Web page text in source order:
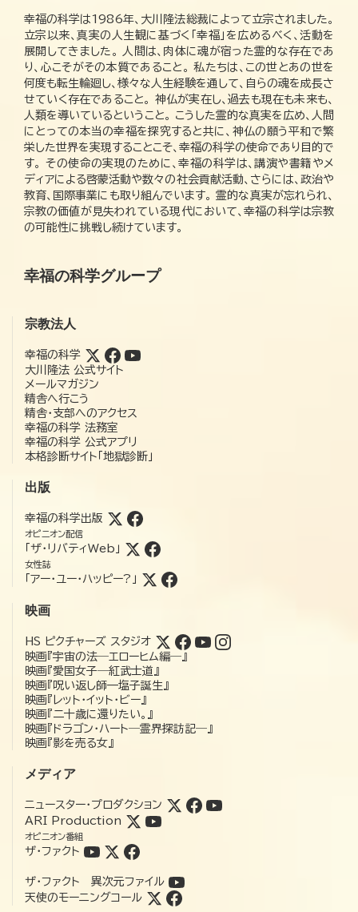
幸福の科学は1986年、大川隆法総裁によって立宗されました。
立宗以来、真実の人生観に基づく「幸福」を広めるべく、活動を
展開してきました。 人間は、肉体に魂が宿った霊的な存在であ
り、心こそがその本質であること。 私たちは、この世とあの世を
何度も転生輪廻し、様々な人生経験を通して、自らの魂を成長さ
せていく存在であること。 神仏が実在し、過去も現在も未来も、
人類を導いているということ。 こうした霊的な真実を広め、人間
にとっての本当の幸福を探究すると共に、神仏の願う平和で繁
栄した世界を実現することこそ、幸福の科学の使命であり目的で
す。 その使命の実現のために、幸福の科学は、講演や書籍やメ
ディアによる啓蒙活動や数々の社会貢献活動、さらには、政治や
教育、国際事業にも取り組んでいます。 霊的な真実が忘れられ、
宗教の価値が見失われている現代において、幸福の科学は宗教
の可能性に挑戦し続けています。
幸福の科学グループ
宗教法人
幸福の科学
大川隆法 公式サイト
メールマガジン
精舎へ行こう
精舎・支部へのアクセス
幸福の科学 法務室
幸福の科学 公式アプリ
本格診断サイト「地獄診断」
出版
幸福の科学出版
オピニオン配信
「ザ・リバティWeb」
女性誌
「アー・ユー・ハッピー?」
映画
HS ピクチャーズ スタジオ
映画『宇宙の法―エローヒム編―』
映画『愛国女子―紅武士道』
映画『呪い返し師—塩子誕生』
映画『レット・イット・ビー』
映画『二十歳に還りたい。』
映画『ドラゴン・ハート―霊界探訪記―』
映画『影を売る女』
メディア
ニュースター・プロダクション
ARI Production
オピニオン番組
ザ・ファクト
ザ・ファクト 異次元ファイル
天使のモーニングコール